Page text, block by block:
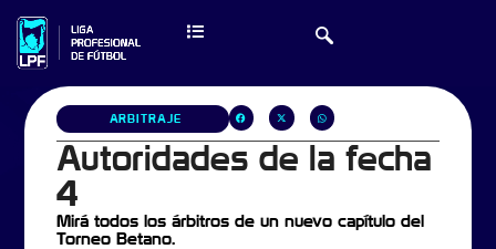
ARBITRAJE
Autoridades de la fecha
4
Mirá todos los árbitros de un nuevo capítulo del
Torneo Betano.